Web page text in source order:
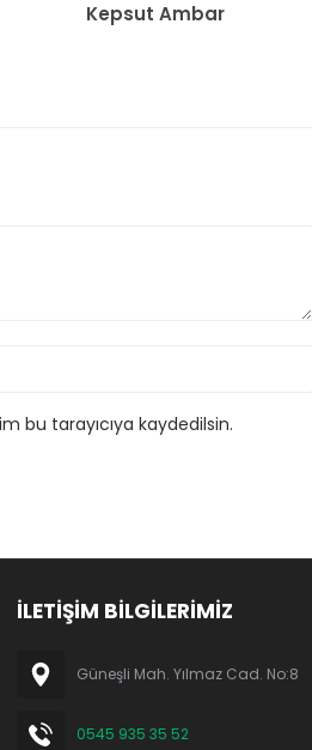
Kepsut Ambar
bu tarayıcıya kaydedilsin.
İLETİŞİM BİLGİLERİMİZ
Güneşli Mah. Yılmaz Cad. No:8
0545 935 35 52